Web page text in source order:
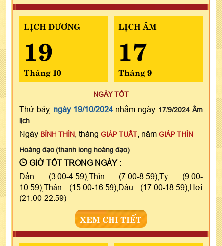
LỊCH DƯƠNG
19
Tháng 10
LỊCH ÂM
17
Tháng 9
NGÀY TỐT
Thứ bảy, ngày 19/10/2024nhằm ngày 17/9/2024 Âm
lịch
Ngày BÍNH THÌN , tháng GIÁP TUẤT , năm GIÁP THÌN
Hoàng đạo (thanh long hoàng đạo)
GIỜ TỐT TRONG NGÀY :
Dần (3:00-4:59),Thìn (7:00-8:59),Tỵ (9:00-
10:59),Thân (15:00-16:59),Dậu (17:00-18:59),Hợi
(21:00-22:59)
XEM CHI TIẾT